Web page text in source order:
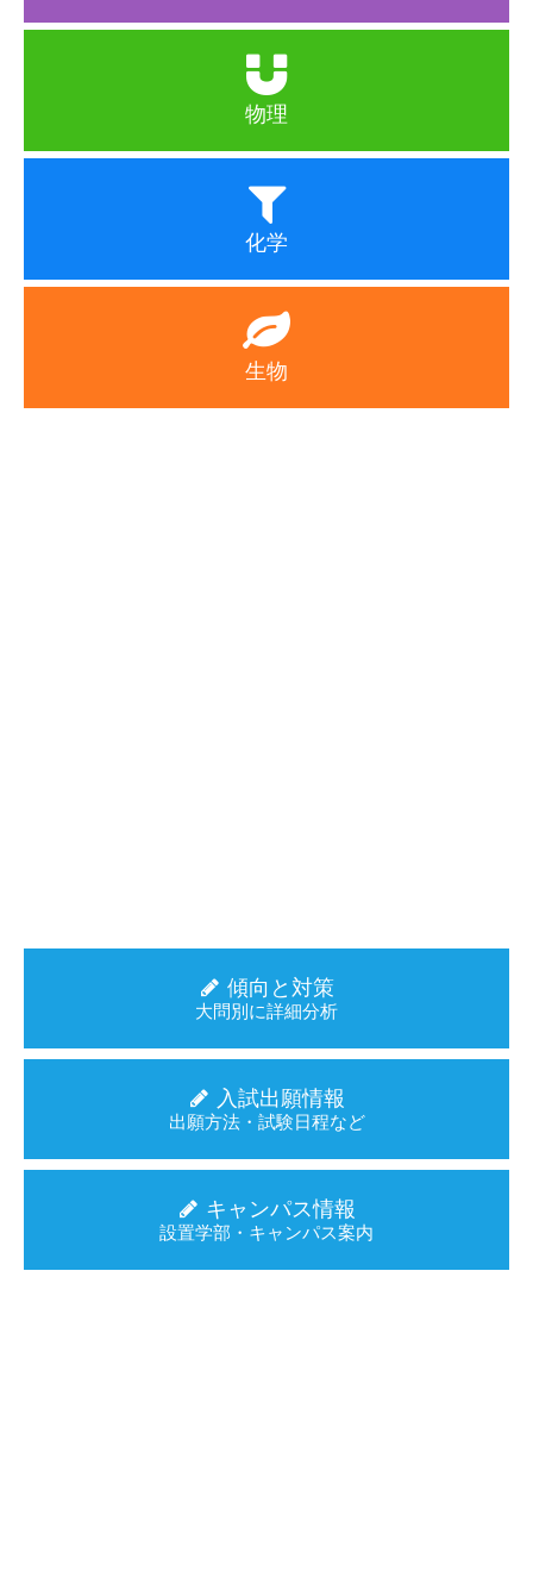
物理
化学
生物
傾向と対策
大問別に詳細分析
入試出願情報
出願方法・試験日程など
キャンパス情報
設置学部・キャンパス案内